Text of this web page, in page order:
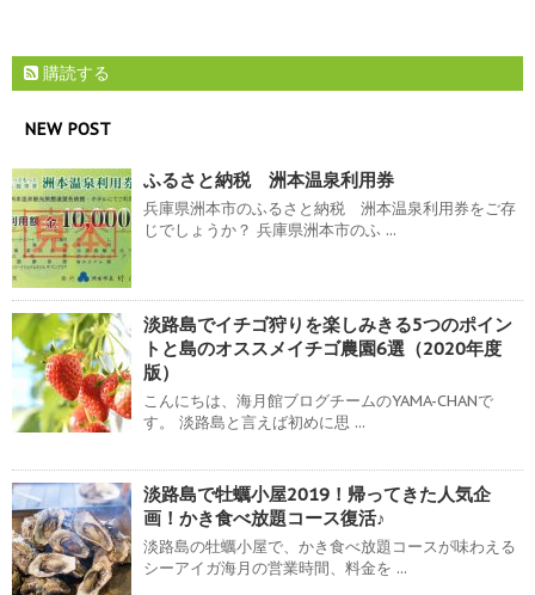
購読する
NEW POST
ふるさと納税 洲本温泉利用券
兵庫県洲本市のふるさと納税 洲本温泉利用券をご存
じでしょうか？ 兵庫県洲本市のふ ...
淡路島でイチゴ狩りを楽しみきる5つのポイン
トと島のオススメイチゴ農園6選（2020年度
版）
こんにちは、海月館ブログチームのYAMA-CHANで
す。 淡路島と言えば初めに思 ...
淡路島で牡蠣小屋2019！帰ってきた人気企
画！かき食べ放題コース復活♪
淡路島の牡蠣小屋で、かき食べ放題コースが味わえる
シーアイガ海月の営業時間、料金を ...